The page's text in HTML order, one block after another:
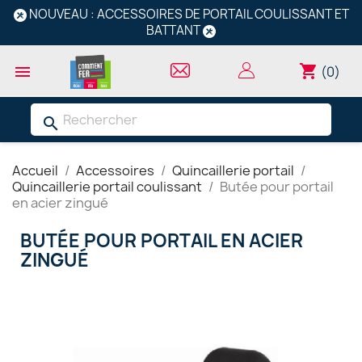
NOUVEAU : ACCESSOIRES DE PORTAIL COULISSANT ET
BATTANT
 shopping_cart (0)
search
Accueil Accessoires
Quincaillerie portail
Quincaillerie portail coulissant
Butée pour portail
en acier zingué
BUTÉE POUR PORTAIL EN ACIER
ZINGUÉ